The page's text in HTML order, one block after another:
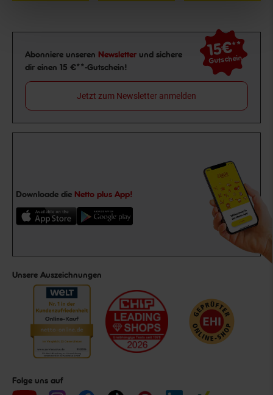
Newsletter Anmeldung
Abonniere unseren Newsletter und sichere
dir einen 15 €**-Gutschein!
15€**
Gutschein
Jetzt zum Newsletter anmelden
Downloade die Netto plus App!
Unsere Auszeichnungen
Folge uns auf